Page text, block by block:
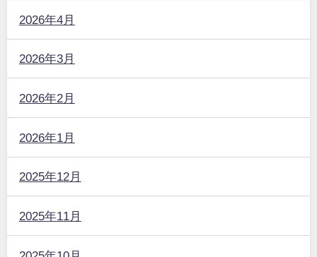
2026年4月
2026年3月
2026年2月
2026年1月
2025年12月
2025年11月